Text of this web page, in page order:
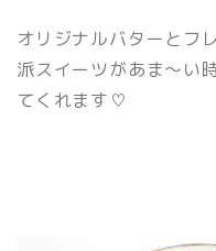
オリジナルバターとフ
派スイーツがあま～い
てくれます♡